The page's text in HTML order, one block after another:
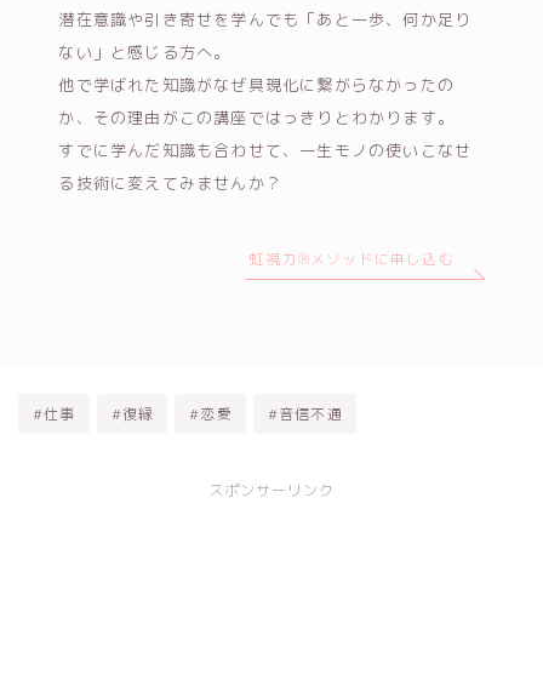
潜在意識や引き寄せを学んでも「あと一歩、何か足り
ない」と感じる方へ。
他で学ばれた知識がなぜ具現化に繋がらなかったの
か、その理由がこの講座ではっきりとわかります。
すでに学んだ知識も合わせて、一生モノの使いこなせ
る技術に変えてみませんか？
虹視力®メソッドに申し込む
#仕事 #復縁 #恋愛 #音信不通
スポンサーリンク